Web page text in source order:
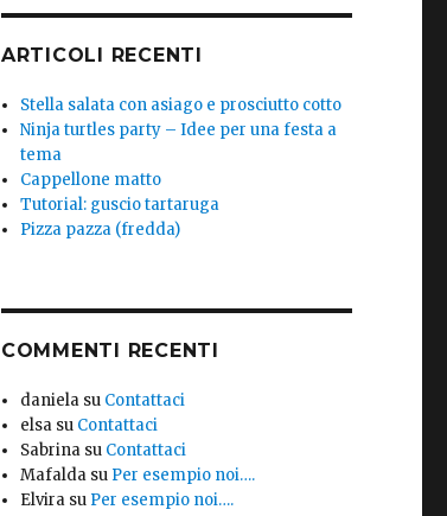
ARTICOLI RECENTI
Stella salata con asiago e prosciutto cotto
Ninja turtles party – Idee per una festa a
tema
Cappellone matto
Tutorial: guscio tartaruga
Pizza pazza (fredda)
COMMENTI RECENTI
daniela su Contattaci
elsa su Contattaci
Sabrina su Contattaci
Mafalda su Per esempio noi….
Elvira su Per esempio noi….